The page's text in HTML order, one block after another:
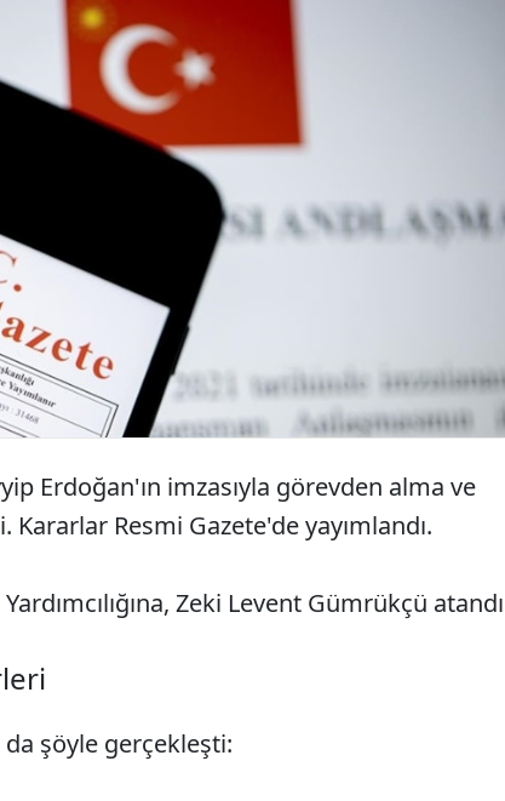
Son dakika haberi... Görevden alma ve atama
kararları Erdoğan'ın imzasıyla Resmi
Erdoğan'ın imzasıyla görevden alma ve
Resmi Gazete'de yayımlandı.
Zeki Levent Gümrükçü
şöyle gerçekleşti: